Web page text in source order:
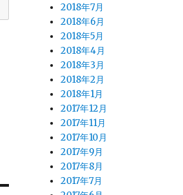
2018年7月
2018年6月
2018年5月
2018年4月
2018年3月
2018年2月
2018年1月
2017年12月
2017年11月
2017年10月
2017年9月
2017年8月
2017年7月